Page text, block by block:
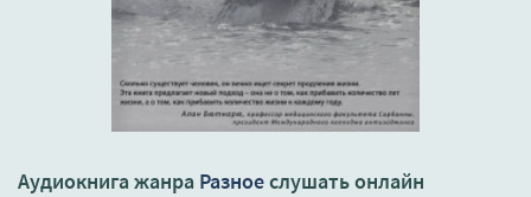
Аудиокнига жанра Разноеслушать онлайн